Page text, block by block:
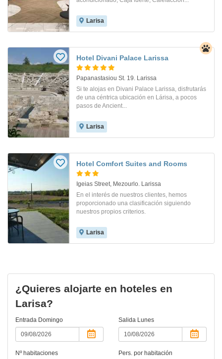
Larisa
Hotel Divani Palace Larissa
Papanastasiou St. 19. Larissa
Si te alojas en Divani Palace Larissa, disfrutarás
de una céntrica ubicación en Lárisa, a pocos
pasos de Ancient...
Larisa
Hotel Comfort Suites and Rooms
Igeias Street, Mezourlo. Larissa
En el interés de nuestros clientes, hemos
proporcionado una clasificación siguiendo
nuestros propios criterios.
Larisa
¿Quieres alojarte en hoteles en
Larisa?
Entrada Domingo Salida Lunes
Nº habitaciones Pers. por habitación